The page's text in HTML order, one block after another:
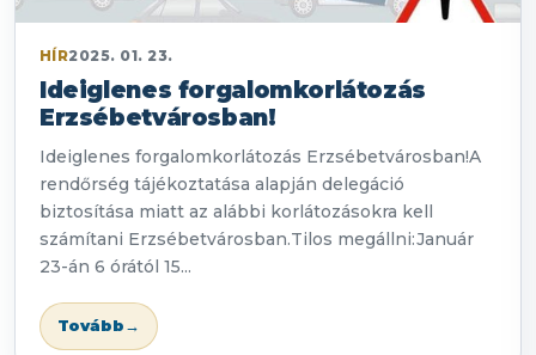
HÍR2025. 01. 23.
Ideiglenes forgalomkorlátozás
Erzsébetvárosban!
Ideiglenes forgalomkorlátozás Erzsébetvárosban!A
rendőrség tájékoztatása alapján delegáció
biztosítása miatt az alábbi korlátozásokra kell
számítani Erzsébetvárosban.Tilos megállni:Január
23-án 6 órától 15...
Tovább→